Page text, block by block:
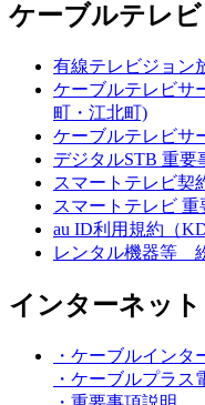
ケーブルテレビ
有線テレビジョン
ケーブルテレビサ
町・江北町)
ケーブルテレビサ
デジタルSTB 重要
スマートテレビ契
スマートテレビ 重
au ID利用規約（
レンタル機器等
インターネット
・ケーブルイン
・ケーブルプラス